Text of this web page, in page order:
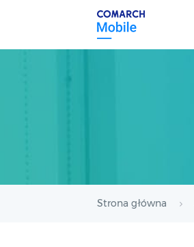
Strona główna